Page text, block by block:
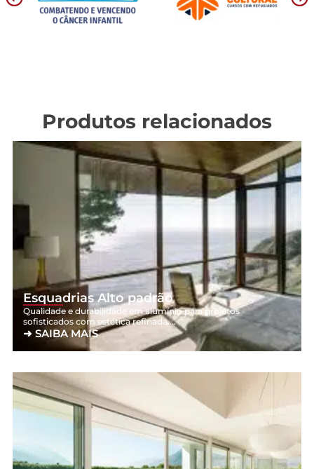
Produtos relacionados
Esquadrias Alto padrão
Qualidade e durabilidade em alumínio para projetos
sofisticados com estética refinada....
➜ SAIBA MAIS